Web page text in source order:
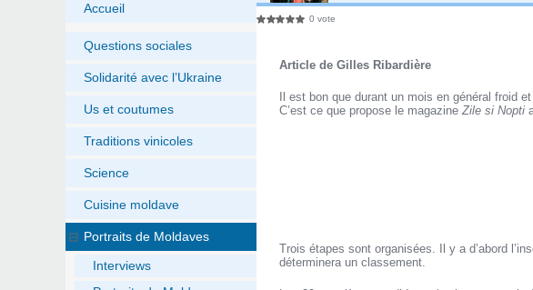
0 vote
Article de Gilles Ribardière
Il est bon que durant un mois en général froid
C’est ce que propose le magazine Zile si Nopti
Trois étapes sont organisées. Il y a d’abord
déterminera un classement.
Accueil
Questions sociales
Solidarité avec l’Ukraine
Us et coutumes
Traditions vinicoles
Science
Cuisine moldave
Portraits de Moldaves
Interviews